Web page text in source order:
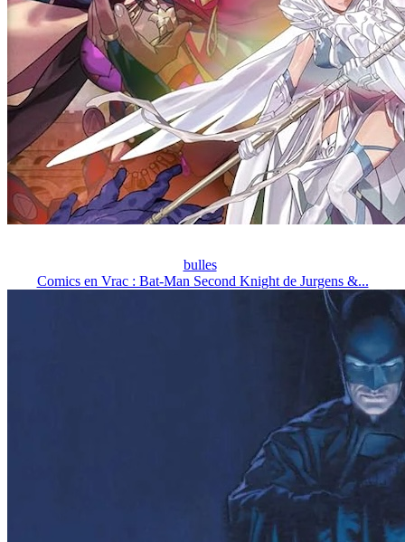
bulles
Comics en Vrac : Bat-Man Second Knight de Jurgens &...